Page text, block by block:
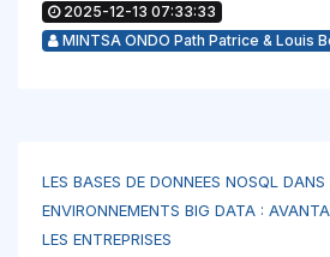
2025-12-13 07:33:33
MINTSA ONDO Path Patrice & Louis
LES BASES DE DONNEES NOSQL DANS
ENVIRONNEMENTS BIG DATA :
LES ENTREPRISES